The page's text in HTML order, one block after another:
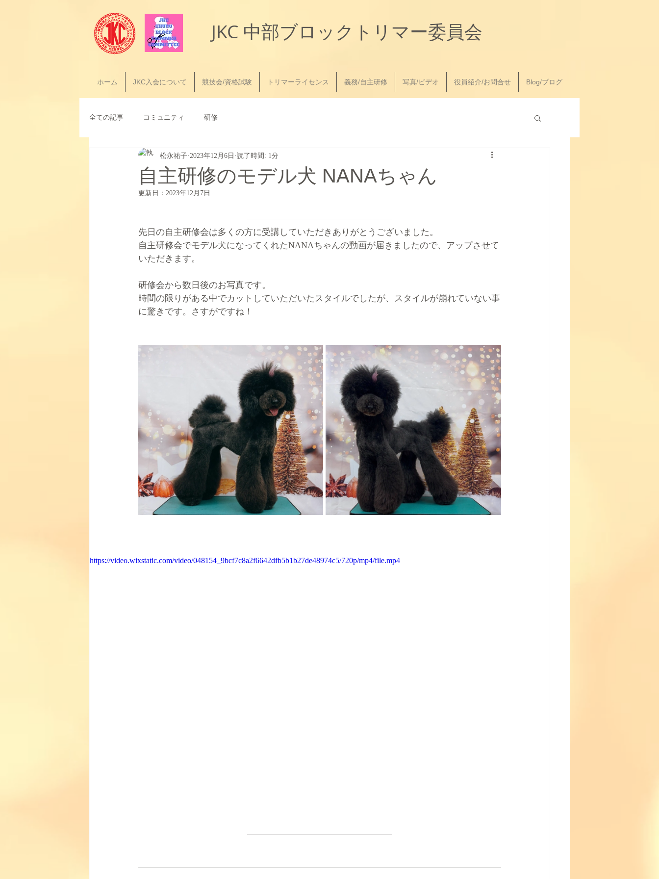
JKC 中部ブロック トリマー委員会
ホーム JKC入会について 競技会/資格試験 トリマーライセンス 義務/自主研修 写真/ビデオ 役員紹介/お問合せ Blog/ブログ
全ての記事 コミュニティ 研修
自主研修のモデル犬 NANAちゃん
松永祐子 2023年12月6日 読了時間: 1分
更新日： 2023年12月7日
先日の自主研修会は多くの方に受講していただきありがとうございました。
自主研修会でモデル犬になってくれたNANAちゃんの動画が届きましたので、アップさせて
いただきます。
研修会から数日後のお写真です。
時間の限りがある中でカットしていただいたスタイルでしたが、スタイルが崩れていない事
に驚きです。さすがですね！
https://video.wixstatic.com/video/048154_9bcf7c8a2f6642dfb5b1b27de48974c5/720p/mp4/file.mp4